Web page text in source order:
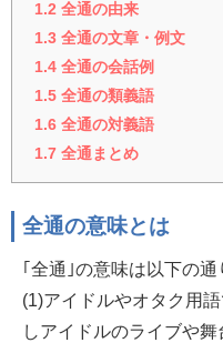
1.2 全通の由来
1.3 全通の文章・例文
1.4 全通の会話例
1.5 全通の類義語
1.6 全通の対義語
1.7 全通まとめ
全通の意味とは
｢全通｣の意味は以下の通
(1)アイドルやオタク用
しアイドルのライブや